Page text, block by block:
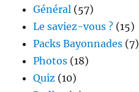
Général (57)
Le saviez-vous ? (15)
Packs Bayonnades (7)
Photos (18)
Quiz (10)